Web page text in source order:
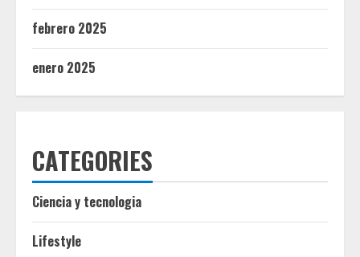
febrero 2025
enero 2025
CATEGORIES
Ciencia y tecnologia
Lifestyle